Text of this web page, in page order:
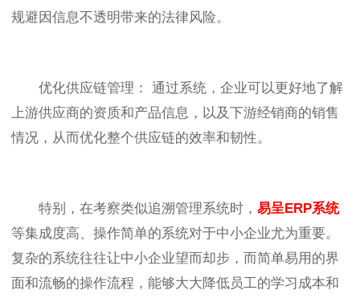
规避因信息不透明带来的法律风险。
优化供应链管理： 通过系统，企业可以更好地了解
上游供应商的资质和产品信息，以及下游经销商的销售
情况，从而优化整个供应链的效率和韧性。
特别，在考察类似追溯管理系统时， 易呈ERP系统
等集成度高、操作简单的系统对于中小企业尤为重要。
复杂的系统往往让中小企业望而却步，而简单易用的界
面和流畅的操作流程，能够大大降低员工的学习成本和